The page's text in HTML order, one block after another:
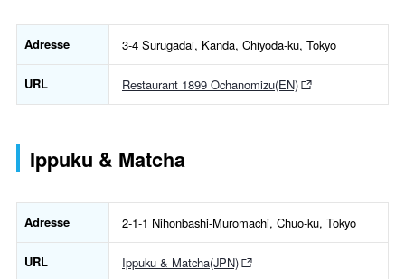
Adresse 3-4 Surugadai, Kanda, Chiyoda-ku, Tokyo
URL Restaurant 1899 Ochanomizu(EN)
Ippuku & Matcha
Adresse 2-1-1 Nihonbashi-Muromachi, Chuo-ku, Tokyo
URL Ippuku & Matcha(JPN)